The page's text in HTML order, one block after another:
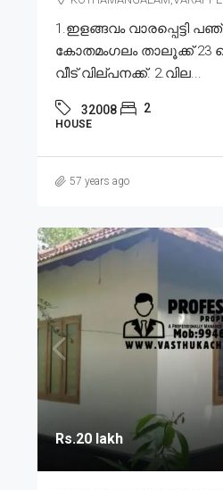
1.ഇളങ്ങവം വാരപ്പെട്ടി
കോതമംഗലം താലൂക്ക് 23
വീട് വില്പനക്ക്. 2.വില...
32008 2
HOUSE
57 years ago
Rs.20 lakh